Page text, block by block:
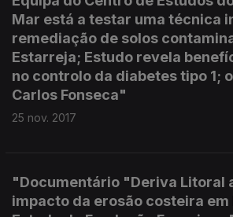
Mar está a testar uma técnica
remediação de solos
Estarreja; Estudo revela
no controlo da diabetes tipo 1;
Carlos Fonseca"
25 nov. 2017
"Documentário "Deriva Litoral
impacto da erosão costeira